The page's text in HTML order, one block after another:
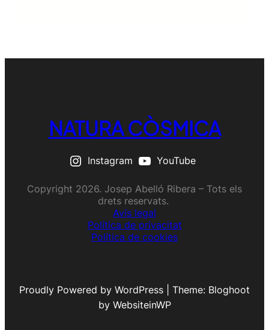
NATURA CÒSMICA
Instagram YouTube
Copyright 2026. Josep Abelló Ribera – Tots els
drets reservats.
Avís legal
Política de privacitat
Política de cookies
Proudly Powered by WordPress | Theme: Bloghoot
by WebsiteinWP